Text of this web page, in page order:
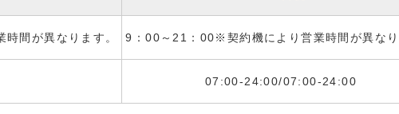
間が異なります。 9：00～21：00※契約機により営業時間が異なり
07:00-24:00/07:00-24:00